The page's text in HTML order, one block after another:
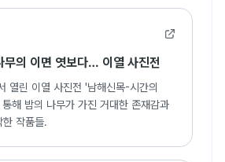
무의 이면 엿보다… 이열 사진전
열린 이열 사진전 '남해신목-시간의
해 밤의 나무가 가진 거대한 존재감과
한 작품들.